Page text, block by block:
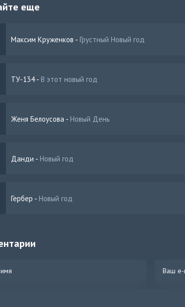
еще
Максим Круженков - Грустный Новый год
ТУ-134- В этот новый год
Женя Белоусова - Новый День
Данди - Новый год
Гербер - Новый год